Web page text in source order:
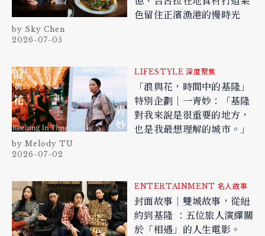
色留住正濱漁港的慢時光
Sky Chen
2026-07-05
LIFESTYLE 深度聚焦
「浪與花，時間中的基隆」
特別企劃｜一青妙：「基隆
對我來說是很重要的地方，
也是我最想理解的城市。」
Melody TU
2026-07-02
ENTERTAINMENT 名人故事
封面故事｜雙城故事，從紐
約到基隆 ：五位旅人演繹關
於「相遇」的人生電影。